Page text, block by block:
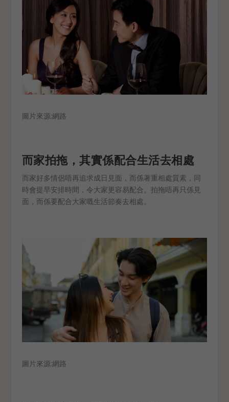
圖片來源:網路
而家拍拖，其實係配合生活去相處
而家好多情侶唔再追求成日見面，而係著重相處質素，同
時會提早安排時間，令大家更容易配合。拍拖唔再只係見
面，而係要配合大家嘅生活節奏去相處。
圖片來源:網路